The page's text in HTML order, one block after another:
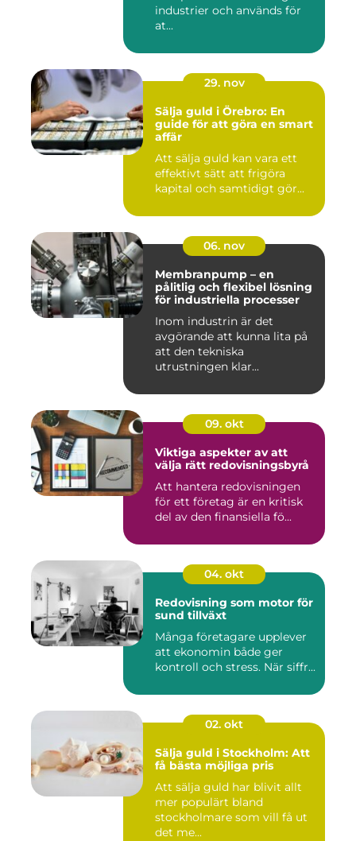
industrier och används för
at...
29. nov
Sälja guld i Örebro: En
guide för att göra en smart
affär
Att sälja guld kan vara ett
effektivt sätt att frigöra
kapital och samtidigt gör...
06. nov
Membranpump – en
pålitlig och flexibel lösning
för industriella processer
Inom industrin är det
avgörande att kunna lita på
att den tekniska
utrustningen klar...
09. okt
Viktiga aspekter av att
välja rätt redovisningsbyrå
Att hantera redovisningen
för ett företag är en kritisk
del av den finansiella fö...
04. okt
Redovisning som motor för
sund tillväxt
Många företagare upplever
att ekonomin både ger
kontroll och stress. När siffr...
02. okt
Sälja guld i Stockholm: Att
få bästa möjliga pris
Att sälja guld har blivit allt
mer populärt bland
stockholmare som vill få ut
det me...